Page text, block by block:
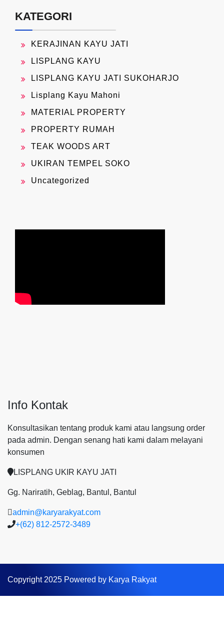
KATEGORI
KERAJINAN KAYU JATI
LISPLANG KAYU
LISPLANG KAYU JATI SUKOHARJO
Lisplang Kayu Mahoni
MATERIAL PROPERTY
PROPERTY RUMAH
TEAK WOODS ART
UKIRAN TEMPEL SOKO
Uncategorized
Info Kontak
Konsultasikan tentang produk kami atau langsung order
pada admin. Dengan senang hati kami dalam melayani
konsumen
LISPLANG UKIR KAYU JATI
Gg. Nariratih, Geblag, Bantul, Bantul
admin@karyarakyat.com
+(62) 812-2572-3489
Copyright 2025 Powered by Karya Rakyat